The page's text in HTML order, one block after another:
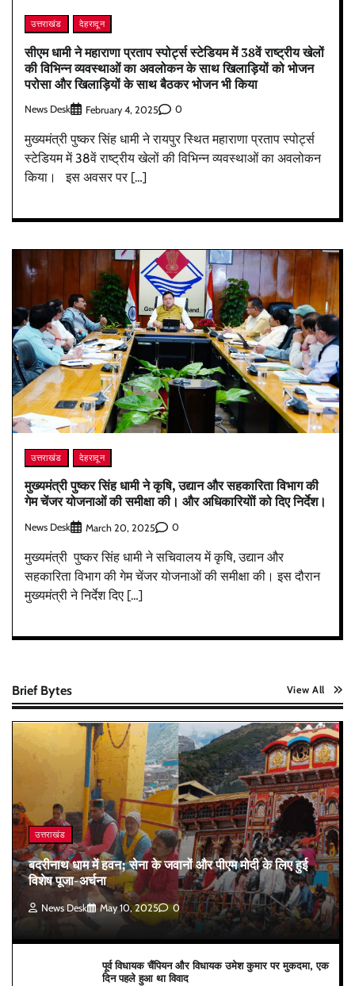
उत्तराखंड देहरादून
सीएम धामी ने महाराणा प्रताप स्पोर्ट्स स्टेडियम में 38वें राष्ट्रीय खेलों
की विभिन्न व्यवस्थाओं का अवलोकन के साथ खिलाड़ियों को भोजन
परोसा और खिलाड़ियों के साथ बैठकर भोजन भी किया
News Desk February 4, 2025 0
मुख्यमंत्री पुष्कर सिंह धामी ने रायपुर स्थित महाराणा प्रताप स्पोर्ट्स
स्टेडियम में 38वें राष्ट्रीय खेलों की विभिन्न व्यवस्थाओं का अवलोकन
किया। इस अवसर पर […]
उत्तराखंड देहरादून
मुख्यमंत्री पुष्कर सिंह धामी ने कृषि, उद्यान और सहकारिता विभाग की
गेम चेंजर योजनाओं की समीक्षा की। और अधिकारियोों को दिए निर्देश।
News Desk March 20, 2025 0
मुख्यमंत्री पुष्कर सिंह धामी ने सचिवालय में कृषि, उद्यान और
सहकारिता विभाग की गेम चेंजर योजनाओं की समीक्षा की। इस दौरान
मुख्यमंत्री ने निर्देश दिए […]
Brief Bytes View All
उत्तराखंड
बदरीनाथ धाम में हवन; सेना के जवानों और पीएम मोदी के लिए हुई
विशेष पूजा-अर्चना
News Desk May 10, 2025 0
पूर्व विधायक चैंपियन और विधायक उमेश कुमार पर मुकदमा, एक
दिन पहले हुआ था विवाद